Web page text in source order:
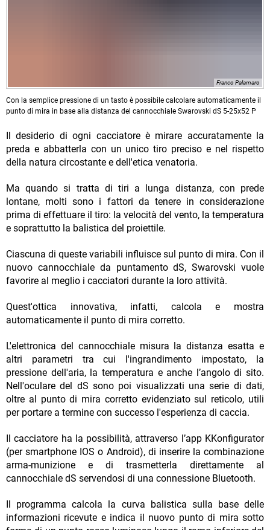
Franco Palamaro
Con la semplice pressione di un tasto è possibile calcolare automaticamente il
punto di mira in base alla distanza del cannocchiale Swarovski dS 5-25x52 P
Il desiderio di ogni cacciatore è mirare accuratamente la
preda e abbatterla con un unico tiro preciso e nel rispetto
della natura circostante e dell'etica venatoria.
Ma quando si tratta di tiri a lunga distanza, con prede
lontane, molti sono i fattori da tenere in considerazione
prima di effettuare il tiro: la velocità del vento, la temperatura
e soprattutto la balistica del proiettile.
Ciascuna di queste variabili influisce sul punto di mira. Con il
nuovo cannocchiale da puntamento dS, Swarovski vuole
favorire al meglio i cacciatori durante la loro attività.
Quest'ottica innovativa, infatti, calcola e mostra
automaticamente il punto di mira corretto.
L'elettronica del cannocchiale misura la distanza esatta e
altri parametri tra cui l'ingrandimento impostato, la
pressione dell'aria, la temperatura e anche l’angolo di sito.
Nell'oculare del dS sono poi visualizzati una serie di dati,
oltre al punto di mira corretto evidenziato sul reticolo, utili
per portare a termine con successo l'esperienza di caccia.
Il cacciatore ha la possibilità, attraverso l’app KKonfigurator
(per smartphone IOS o Android), di inserire la combinazione
arma-munizione e di trasmetterla direttamente al
cannocchiale dS servendosi di una connessione Bluetooth.
Il programma calcola la curva balistica sulla base delle
informazioni ricevute e indica il nuovo punto di mira sotto